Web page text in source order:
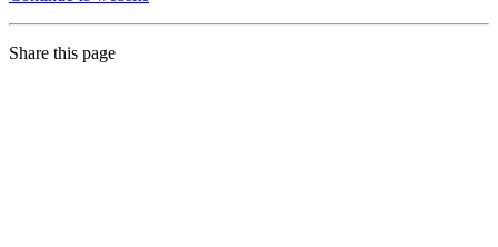
Share this page